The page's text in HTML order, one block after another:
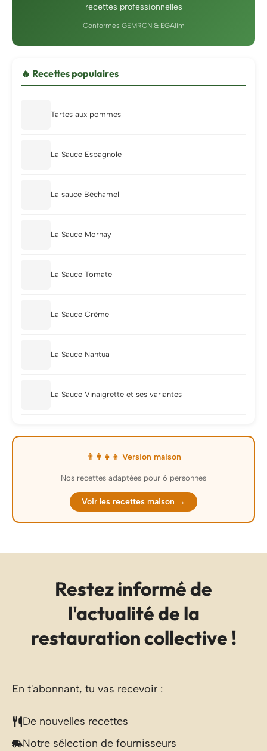
recettes professionnelles
Conformes GEMRCN & EGAlim
🔥 Recettes populaires
Tartes aux pommes
La Sauce Espagnole
La sauce Béchamel
La Sauce Mornay
La Sauce Tomate
La Sauce Crème
La Sauce Nantua
La Sauce Vinaigrette et ses variantes
👨‍👩‍👧‍👦 Version maison
Nos recettes adaptées pour 6 personnes
Voir les recettes maison →
Restez informé de
l'actualité de la
restauration collective !
En t'abonnant, tu vas recevoir :
De nouvelles recettes
Notre sélection de fournisseurs